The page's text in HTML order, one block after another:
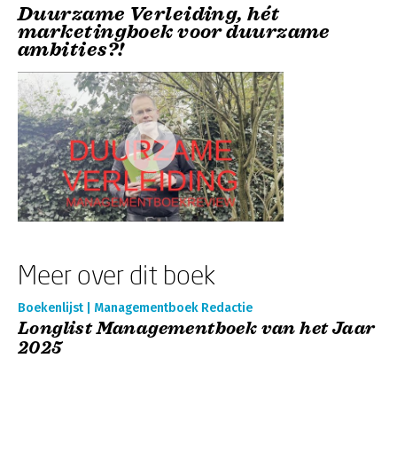
Duurzame Verleiding, hét
marketingboek voor duurzame
ambities?!
Meer over dit boek
Boekenlijst | Managementboek Redactie
Longlist Managementboek van het Jaar
2025